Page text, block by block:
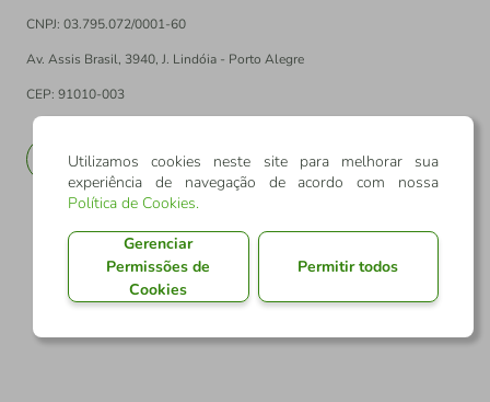
CNPJ: 03.795.072/0001-60
Av. Assis Brasil, 3940, J. Lindóia - Porto Alegre
CEP: 91010-003
EN
Utilizamos cookies neste site para melhorar sua
experiência de navegação de acordo com nossa
Política de Cookies.
Gerenciar
Permissões de
Cookies
Permitir todos